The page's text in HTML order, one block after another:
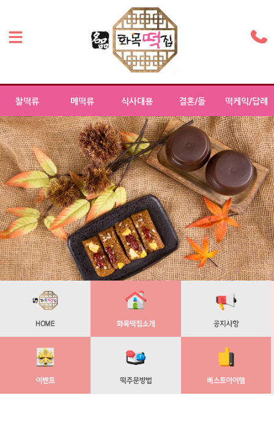
찰떡류 메떡류 식사대용 결혼/돌 떡케익/답례